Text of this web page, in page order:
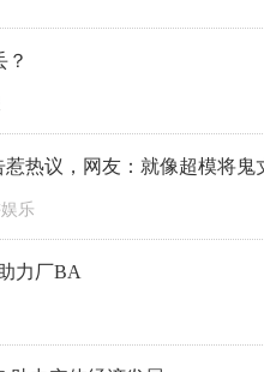
？
热议，网友：就像超模将鬼
乐
力厂BA